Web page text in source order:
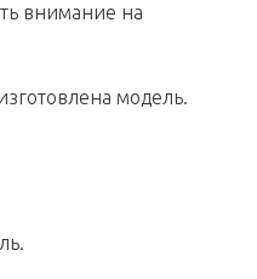
внимание на
модель.